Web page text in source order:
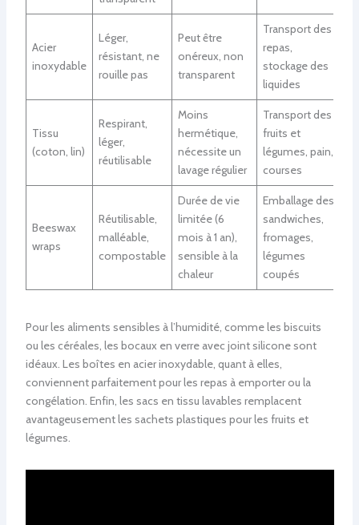
Acier
inoxydable
Léger,
résistant, ne
rouille pas
Peut être
onéreux, non
transparent
Transport des
repas,
stockage des
liquides
Tissu
(coton, lin)
Respirant,
léger,
réutilisable
Moins
hermétique,
nécessite un
lavage régulier
Transport des
fruits et
légumes, pain,
courses
Beeswax
wraps
Réutilisable,
malléable,
compostable
Durée de vie
limitée (6
mois à 1 an),
sensible à la
chaleur
Emballage des
sandwiches,
fromages,
légumes
coupés
Pour les aliments sensibles à l’humidité, comme les biscuits
ou les céréales, les bocaux en verre avec joint silicone sont
idéaux. Les boîtes en acier inoxydable, quant à elles,
conviennent parfaitement pour les repas à emporter ou la
congélation. Enfin, les sacs en tissu lavables remplacent
avantageusement les sachets plastiques pour les fruits et
légumes.